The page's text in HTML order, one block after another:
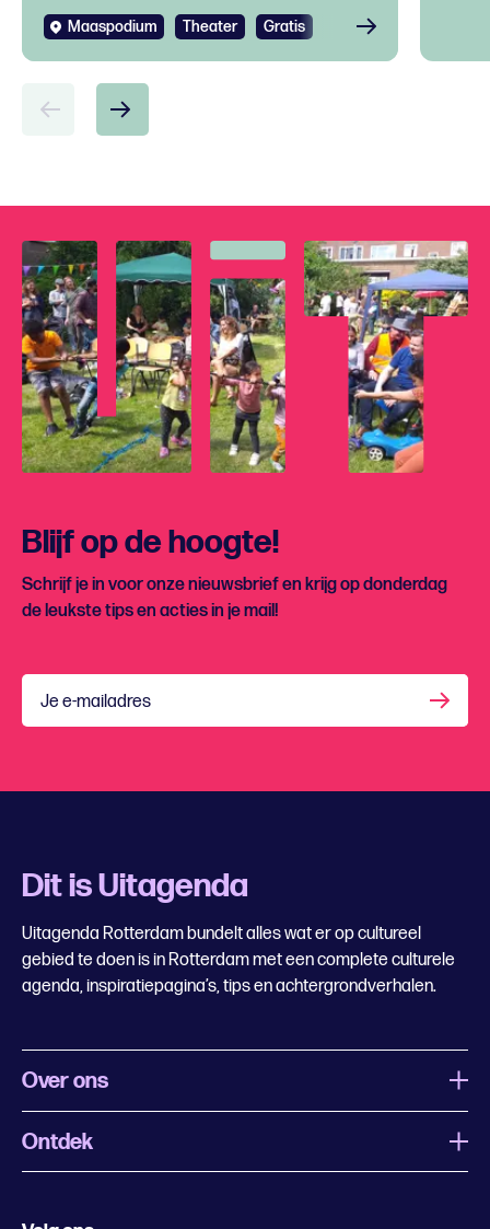
Maaspodium Theater Gratis
Bekijken
Blijf op de hoogte!
Schrijf je in voor onze nieuwsbrief en krijg op donderdag
de leukste tips en acties in je mail!
Je e-mailadres
Dit is Uitagenda
Uitagenda Rotterdam bundelt alles wat er op cultureel
gebied te doen is in Rotterdam met een complete culturele
agenda, inspiratiepagina’s, tips en achtergrondverhalen.
Over ons
Wat is Uitagenda Rotterdam
Ontdek